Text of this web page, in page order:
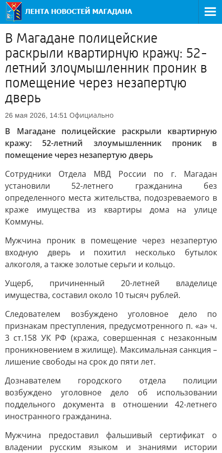
В Магадане полицейские
раскрыли квартирную кражу: 52-
летний злоумышленник проник в
помещение через незапертую
дверь
26 мая 2026, 14:51 Официально
В Магадане полицейские раскрыли квартирную
кражу: 52-летний злоумышленник проник в
помещение через незапертую дверь
Сотрудники Отдела МВД России по г. Магадан
установили 52-летнего гражданина без
определенного места жительства, подозреваемого в
краже имущества из квартиры дома на улице
Коммуны.
Мужчина проник в помещение через незапертую
входную дверь и похитил несколько бутылок
алкоголя, а также золотые серьги и кольцо.
Ущерб, причиненный 20-летней владелице
имущества, составил около 10 тысяч рублей.
Следователем возбуждено уголовное дело по
признакам преступления, предусмотренного п. «а» ч.
3 ст.158 УК РФ (кража, совершенная с незаконным
проникновением в жилище). Максимальная санкция –
лишение свободы на срок до пяти лет.
Дознавателем городского отдела полиции
возбуждено уголовное дело об использовании
поддельного документа в отношении 42-летнего
иностранного гражданина.
Мужчина предоставил фальшивый сертификат о
владении русским языком и знаниями истории